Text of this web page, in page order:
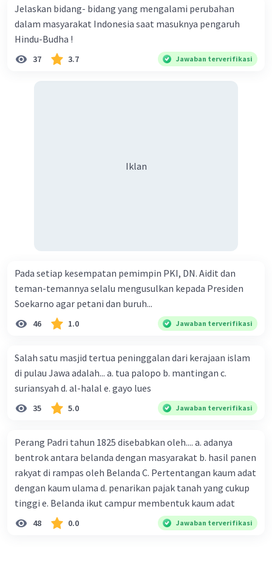
Jelaskan bidang- bidang yang mengalami perubahan
dalam masyarakat Indonesia saat masuknya pengaruh
Hindu-Budha !
37 3.7 Jawaban terverifikasi
Iklan
Pada setiap kesempatan pemimpin PKI, DN. Aidit dan
teman-temannya selalu mengusulkan kepada Presiden
Soekarno agar petani dan buruh...
46 1.0 Jawaban terverifikasi
Salah satu masjid tertua peninggalan dari kerajaan islam
di pulau Jawa adalah... a. tua palopo b. mantingan c.
suriansyah d. al-halal e. gayo lues
35 5.0 Jawaban terverifikasi
Perang Padri tahun 1825 disebabkan oleh.... a. adanya
bentrok antara belanda dengan masyarakat b. hasil panen
rakyat di rampas oleh Belanda C. Pertentangan kaum adat
dengan kaum ulama d. penarikan pajak tanah yang cukup
tinggi e. Belanda ikut campur membentuk kaum adat
48 0.0 Jawaban terverifikasi